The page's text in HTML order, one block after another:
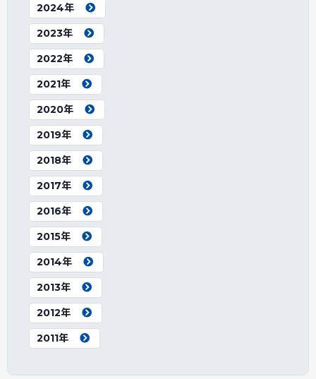
2024年
2023年
2022年
2021年
2020年
2019年
2018年
2017年
2016年
2015年
2014年
2013年
2012年
2011年